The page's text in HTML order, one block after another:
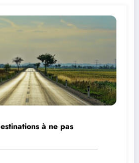
à ne pas